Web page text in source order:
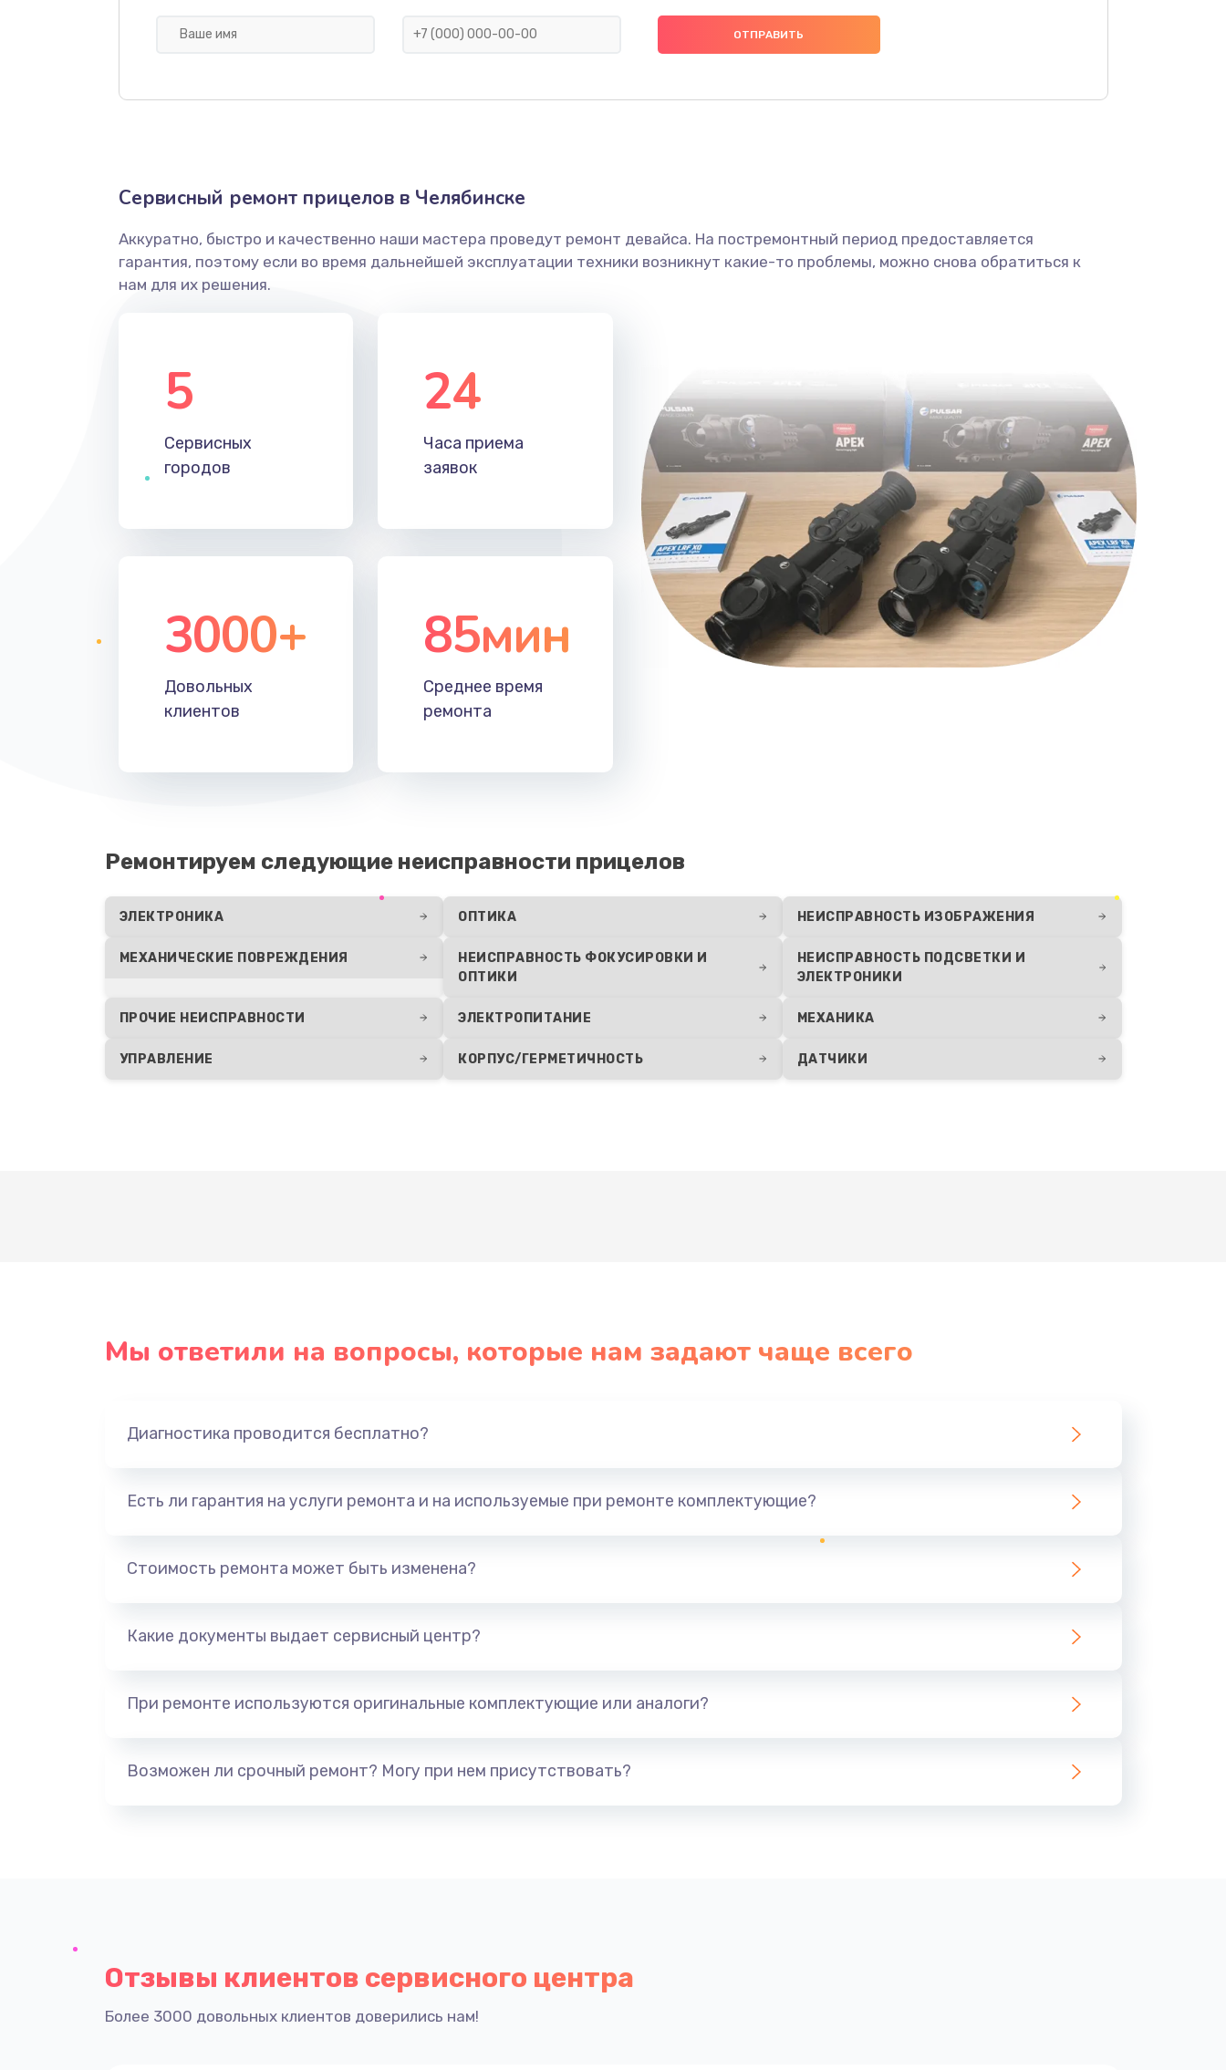
других устройств
3 года 750 руб.
Замена USB порта
Калибровка и настройка 60 мин 2 года 750 руб. Заказать
Ремонт электронно-лучевой трубки
Замена процессора 2 года 650 руб. Заказать
Замена ключей управления 3 года 590 руб. Заказать
1 год 590 руб. Заказать
Замена корпуса 50 мин 3 года 1250 руб. Заказать
3 года 1000 руб. Заказать
Замена микросхемы усилителя 60 мин 2 года Заказать
Замена дисплея (экрана)
30 мин
(восстановление)
Восстановление после попадания влаги 3 года 650 руб. Заказать
Замена шим контроллера 30 мин 650 руб. Заказать
Сервисный ремонт прицелов в Челябинске
Аккуратно, быстро и качественно наши мастера проведут ремонт девайса. На постремонтный период предоставляется
гарантия, поэтому если во время дальнейшей эксплуатации техники возникнут какие-то проблемы, можно снова обратиться к
нам для их решения.
5
Сервисных
городов
24
Часа приема
заявок
3000+
Довольных
клиентов
85мин
Среднее время
ремонта
Ремонтируем следующие неисправности прицелов
ЭЛЕКТРОНИКА ОПТИКА НЕИСПРАВНОСТЬ ИЗОБРАЖЕНИЯ
МЕХАНИЧЕСКИЕ ПОВРЕЖДЕНИЯ
НЕИСПРАВНОСТЬ ФОКУСИРОВКИ И
ОПТИКИ
НЕИСПРАВНОСТЬ ПОДСВЕТКИ И
ЭЛЕКТРОНИКИ
ПРОЧИЕ НЕИСПРАВНОСТИ ЭЛЕКТРОПИТАНИЕ МЕХАНИКА
УПРАВЛЕНИЕ КОРПУС/ГЕРМЕТИЧНОСТЬ ДАТЧИКИ
Мы ответили на вопросы, которые нам задают чаще всего
Диагностика проводится бесплатно?
Есть ли гарантия на услуги ремонта и на используемые при ремонте комплектующие?
Стоимость ремонта может быть изменена?
Какие документы выдает сервисный центр?
При ремонте используются оригинальные комплектующие или аналоги?
Возможен ли срочный ремонт? Могу при нем присутствовать?
Отзывы клиентов сервисного центра
Более 3000 довольных клиентов доверились нам!